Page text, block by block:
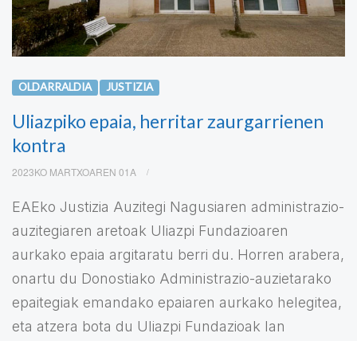
OLDARRALDIA JUSTIZIA
Uliazpiko epaia, herritar zaurgarrienen
kontra
2023KO MARTXOAREN 01A
EAEko Justizia Auzitegi Nagusiaren administrazio-
auzitegiaren aretoak Uliazpi Fundazioaren
aurkako epaia argitaratu berri du. Horren arabera,
onartu du Donostiako Administrazio-auzietarako
epaitegiak emandako epaiaren aurkako helegitea,
eta atzera bota du Uliazpi Fundazioak lan